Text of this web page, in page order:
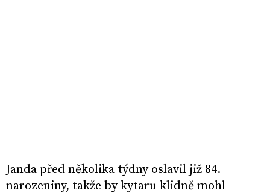
Janda před několika týdny oslavil již 84.
narozeniny, takže by kytaru klidně mohl